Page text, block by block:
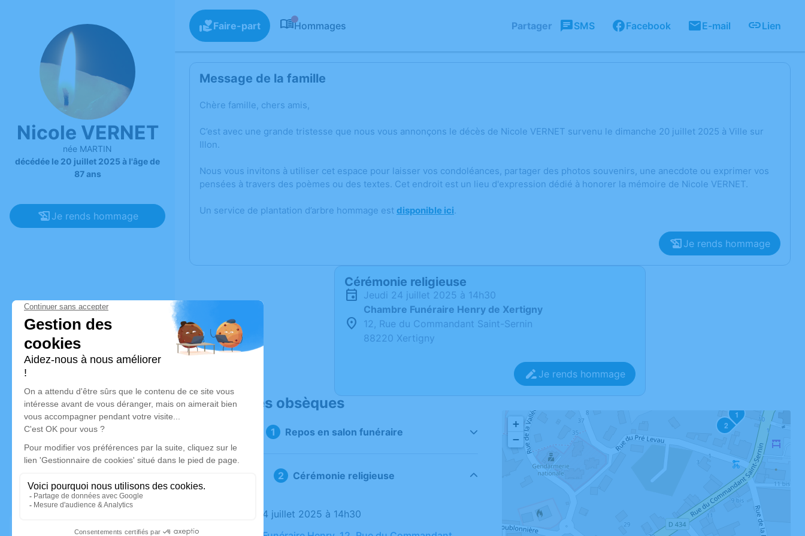
Nicole VERNET
née MARTIN
décédée le 20 juillet 2025 à l'âge de
87 ans
Je rends hommage
Faire-part Hommages Partager SMS Facebook E-mail Lien
Message de la famille
Chère famille, chers amis,
C’est avec une grande tristesse que nous vous annonçons le décès de Nicole VERNET survenu le dimanche 20 juillet 2025 à Ville sur
Illon.
Nous vous invitons à utiliser cet espace pour laisser vos condoléances, partager des photos souvenirs, une anecdote ou exprimer vos
pensées à travers des poèmes ou des textes. Cet endroit est un lieu d'expression dédié à honorer la mémoire de Nicole VERNET.
Un service de plantation d’arbre hommage est disponible ici.
Je rends hommage
Cérémonie religieuse
jeudi 24 juillet 2025 à 14h30
Chambre Funéraire Henry de Xertigny
12, Rue du Commandant Saint-Sernin
88220 Xertigny
Je rends hommage
Déroulé des obsèques
Repos en salon funéraire
Cérémonie religieuse
Le jeudi 24 juillet 2025 à 14h30
1
2
+
−